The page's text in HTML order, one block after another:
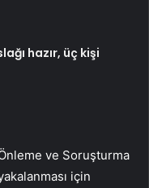
hazır, üç kişi
ve Soruşturma
için